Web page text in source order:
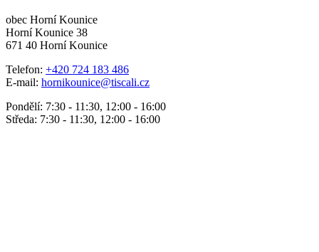
obec Horní Kounice
Horní Kounice 38
671 40 Horní Kounice
Telefon: +420 724 183 486
E-mail: hornikounice@tiscali.cz
Pondělí: 7:30 - 11:30, 12:00 - 16:00
Středa: 7:30 - 11:30, 12:00 - 16:00